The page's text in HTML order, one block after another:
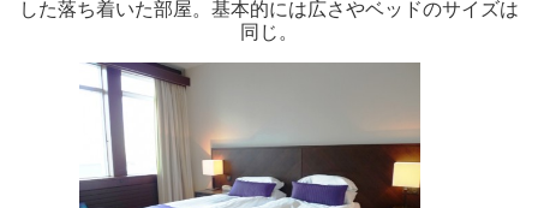
した落ち着いた部屋。基本的には広さやベッドのサイズは
同じ。